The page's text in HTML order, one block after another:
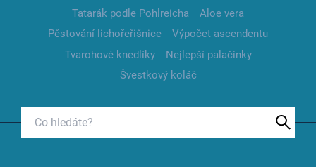
Tatarák podle Pohlreicha
Aloe vera
Pěstování lichořeřišnice
Výpočet ascendentu
Tvarohové knedlíky
Nejlepší palačinky
Švestkový koláč